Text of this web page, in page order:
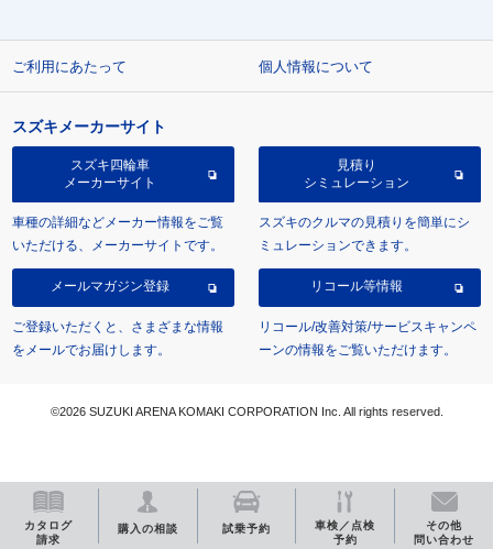
カタログ
請求
購入の相談 試乗予約
車検／点検
予約
その他
問い合わせ
ご利用にあたって 個人情報について
スズキメーカーサイト
スズキ四輪車
メーカーサイト
車種の詳細などメーカー情報をご覧
いただける、メーカーサイトです。
見積り
シミュレーション
スズキのクルマの見積りを簡単にシ
ミュレーションできます。
メールマガジン登録
ご登録いただくと、さまざまな情報
をメールでお届けします。
リコール等情報
リコール/改善対策/サービスキャンペ
ーンの情報をご覧いただけます。
©2026 SUZUKI ARENA KOMAKI CORPORATION Inc. All rights reserved.